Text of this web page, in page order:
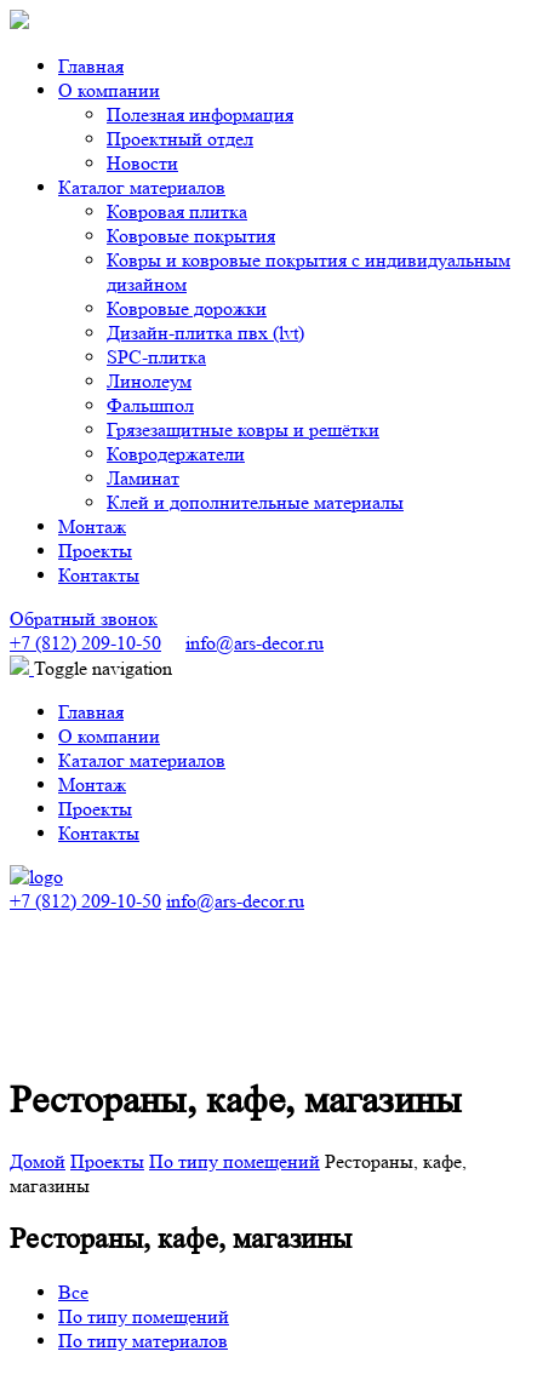
Главная
О компании
Полезная информация
Проектный отдел
Новости
Каталог материалов
Ковровая плитка
Ковровые покрытия
Ковры и ковровые покрытия с индивидуальным
дизайном
Ковровые дорожки
Дизайн-плитка пвх (lvt)
SPC-плитка
Линолеум
Фальшпол
Грязезащитные ковры и решётки
Ковродержатели
Ламинат
Клей и дополнительные материалы
Монтаж
Проекты
Контакты
Обратный звонок
+7 (812) 209-10-50
info@ars-decor.ru
Toggle navigation
Главная
О компании
Каталог материалов
Монтаж
Проекты
Контакты
+7 (812) 209-10-50 info@ars-decor.ru
Рестораны, кафе, магазины
Домой Проекты По типу помещений Рестораны, кафе,
магазины
Рестораны, кафе, магазины
Все
По типу помещений
По типу материалов